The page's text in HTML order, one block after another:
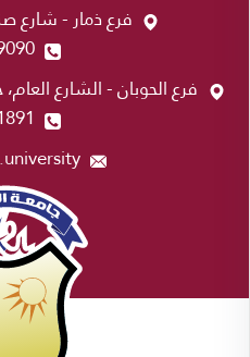
فرع ذمار - شارع
فرع الحوبان - الشارع